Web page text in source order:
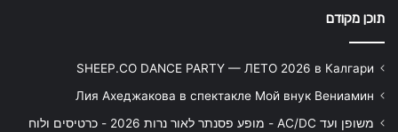
תוכן מקודם
SHEEP.CO DANCE PARTY — ЛЕТО 2026 в Калгари
Лия Ахеджакова в спектакле Мой внук Вениамин
משופן ועד AC/DC - מופע פסנתר לאור נרות 2026 - כרטיסים ולוח